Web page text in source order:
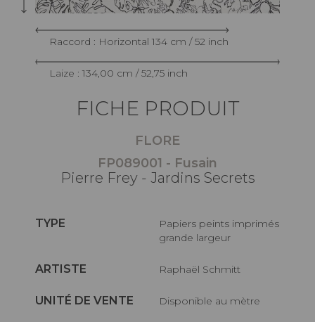
Raccord : Horizontal 134 cm / 52 inch
Laize : 134,00 cm / 52,75 inch
FICHE PRODUIT
FLORE
FP089001 - Fusain
Pierre Frey - Jardins Secrets
TYPE
Papiers peints imprimés
grande largeur
ARTISTE Raphaël Schmitt
UNITÉ DE VENTE Disponible au mètre